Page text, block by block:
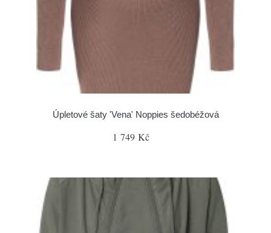
Úpletové šaty 'Vena' Noppies šedobéžová
1 749 Kč